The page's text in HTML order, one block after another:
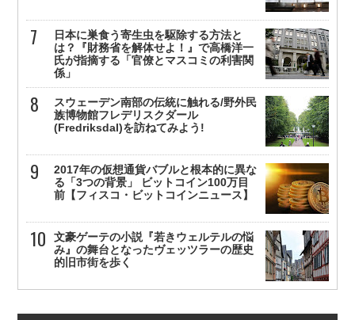
日本に巣食う寄生虫を駆除する方法と
は？『財務省を解体せよ！』で高橋洋一
氏が指摘する「官僚とマスコミの利害関
係」
スウェーデン南部の伝統に触れる/野外民
族博物館フレデリスクダール
(Fredriksdal)を訪ねてみよう!
2017年の仮想通貨バブルと根本的に異な
る「3つの背景」 ビットコイン100万目
前【フィスコ・ビットコインニュース】
文豪ゲーテの小説『若きウェルテルの悩
み』の舞台となったヴェッツラーの歴史
的旧市街を歩く